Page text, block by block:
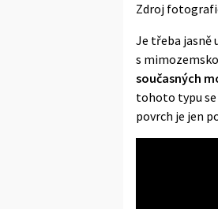
Zdroj
Je třeba jasně
s
současných
tohoto typu se
povrch je jen